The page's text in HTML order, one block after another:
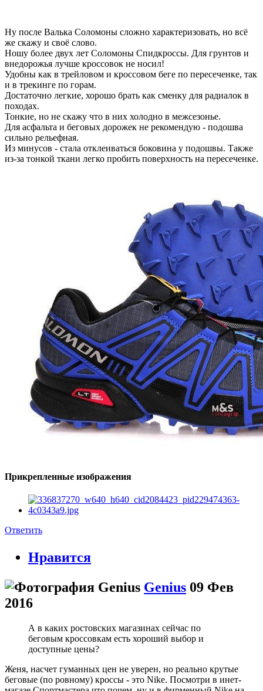
Ну после Валька Соломоны сложно характеризовать, но всё
же скажу и своё слово.
Ношу более двух лет Соломоны Спидкроссы. Для грунтов и
внедорожья лучше кроссовок не носил!
Удобны как в трейловом и кроссовом беге по пересеченке, так
и в трекинге по горам.
Достаточно легкие, хорошо брать как сменку для радиалок в
походах.
Тонкие, но не скажу что в них холодно в межсезонье.
Для асфальта и беговых дорожек не рекомендую - подошва
сильно рельефная.
Из минусов - стала отклеиваться боковина у подошвы. Также
из-за тонкой ткани легко пробить поверхность на пересеченке.
Прикрепленные изображения
Ответить
Нравится
Genius 09 Фев
2016
А в каких ростовских магазинах сейчас по
беговым кроссовкам есть хороший выбор и
доступные цены?
Женя, насчет гуманных цен не уверен, но реально крутые
беговые (по ровному) кроссы - это Nike. Посмотри в инет-